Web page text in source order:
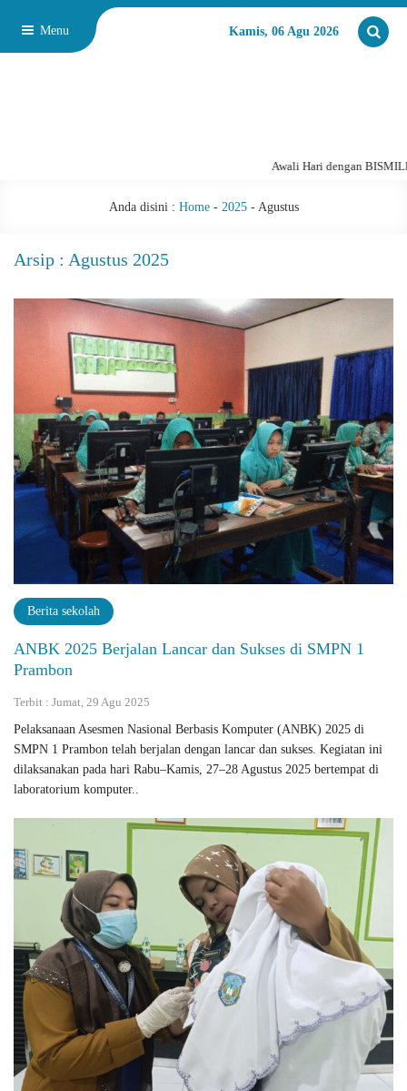
Menu Kamis, 06 Agu 2026
Awali Hari dengan
Anda disini : Home- 2025- Agustus
Arsip : Agustus 2025
Berita sekolah
ANBK 2025 Berjalan Lancar dan Sukses di SMPN 1
Prambon
Terbit : Jumat, 29 Agu 2025
Pelaksanaan Asesmen Nasional Berbasis Komputer (ANBK) 2025 di
SMPN 1 Prambon telah berjalan dengan lancar dan sukses. Kegiatan ini
dilaksanakan pada hari Rabu–Kamis, 27–28 Agustus 2025 bertempat di
laboratorium komputer..